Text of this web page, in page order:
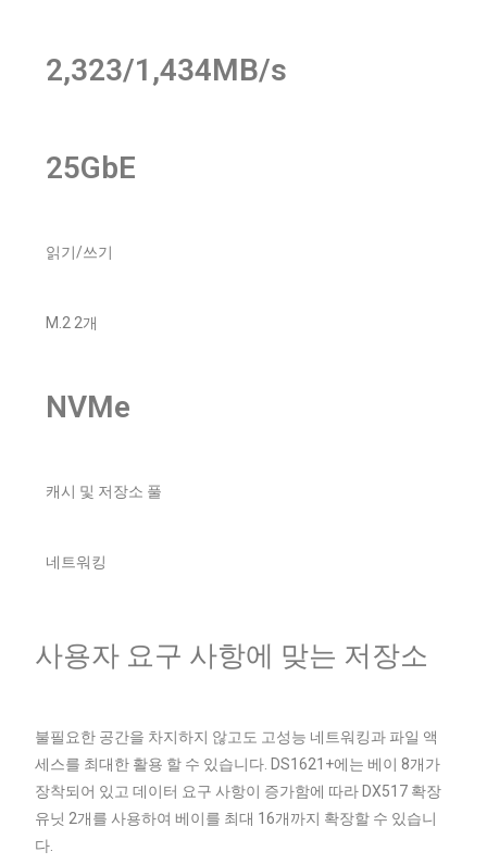
2,323/1,434MB/s
25GbE
읽기/쓰기
M.2 2개
NVMe
캐시 및 저장소 풀
네트워킹
사용자 요구 사항에 맞는 저장소
불필요한 공간을 차지하지 않고도 고성능 네트워킹과 파일 액
세스를 최대한 활용 할 수 있습니다. DS1621+에는 베이 8개가
장착되어 있고 데이터 요구 사항이 증가함에 따라 DX517 확장
유닛 2개를 사용하여 베이를 최대 16개까지 확장할 수 있습니
다.